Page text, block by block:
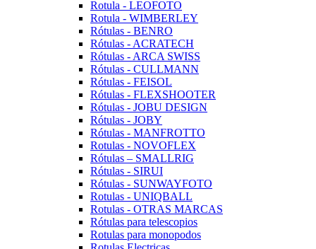
Rotula - LEOFOTO
Rotula - WIMBERLEY
Rótulas - BENRO
Rótulas - ACRATECH
Rótulas - ARCA SWISS
Rótulas - CULLMANN
Rótulas - FEISOL
Rótulas - FLEXSHOOTER
Rótulas - JOBU DESIGN
Rótulas - JOBY
Rótulas - MANFROTTO
Rotulas - NOVOFLEX
Rótulas – SMALLRIG
Rótulas - SIRUI
Rótulas - SUNWAYFOTO
Rotulas - UNIQBALL
Rotulas - OTRAS MARCAS
Rótulas para telescopios
Rotulas para monopodos